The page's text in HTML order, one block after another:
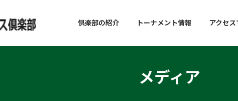
倶楽部の紹介 トーナメント情報 アクセ
メディア